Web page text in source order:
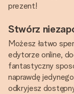
prezent!
Stwórz
Możesz łatwo
edytorze online,
fantastyczny
naprawdę
odkryjesz